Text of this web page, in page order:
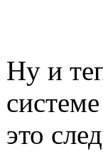
Ну и
это